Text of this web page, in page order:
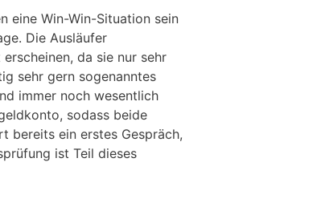
eine Win-Win-Situation sein
Die Ausläufer
da sie nur sehr
sehr gern sogenanntes
immer noch wesentlich
sodass beide
bereits ein erstes Gespräch,
ist Teil dieses